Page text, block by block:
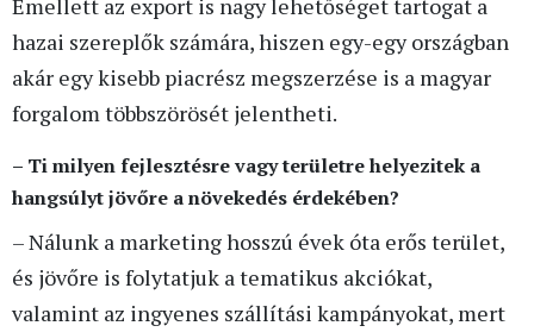
hazai szereplők számára, hiszen egy-egy országban
akár egy kisebb piacrész megszerzése is a magyar
forgalom többszörösét jelentheti.
– Ti milyen fejlesztésre vagy területre helyezitek a
hangsúlyt jövőre a növekedés érdekében?
– Nálunk a marketing hosszú évek óta erős terület,
és jövőre is folytatjuk a tematikus akciókat,
valamint az ingyenes szállítási kampányokat, mert